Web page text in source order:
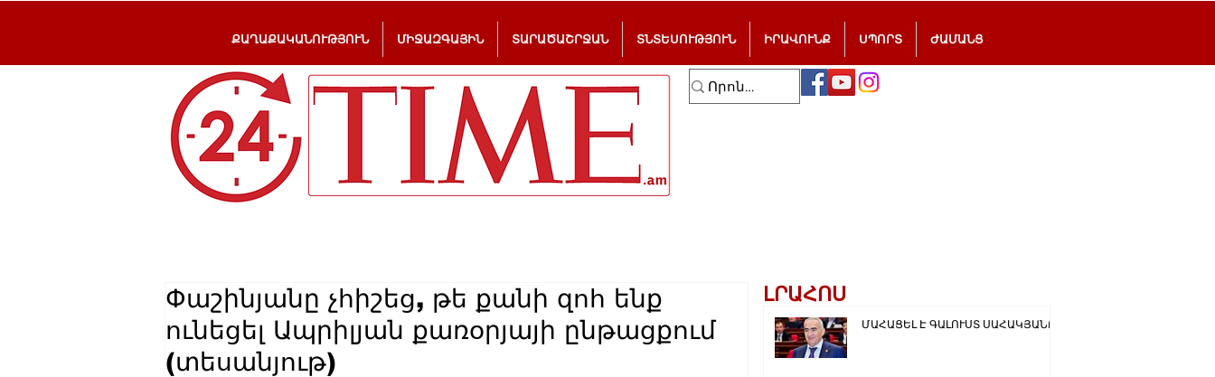
ՔԱՂԱՔԱԿԱՆՈՒԹՅՈՒՆ ՄԻՋԱԶԳԱՅԻՆ ՏԱՐԱԾԱՇՐՋԱՆ ՏՆՏԵՍՈՒԹՅՈՒՆ ԻՐԱՎՈՒՆՔ ՍՊՈՐՏ ԺԱՄԱՆՑ
Փաշինյանը չհիշեց, թե քանի զոհ ենք
ունեցել Ապրիլյան քառօրյայի ընթացքում
(տեսանյութ)
ԼՐԱՀՈՍ
ՄԱՀԱՑԵԼ Է ԳԱԼՈՒՍՏ ՍԱՀԱԿՅԱՆԸ